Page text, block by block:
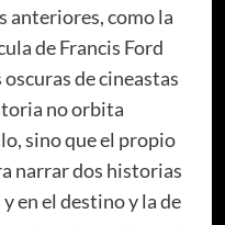
anteriores, como la
de Francis Ford
de cineastas
no orbita
sino que el propio
narrar dos historias
en el destino y la de